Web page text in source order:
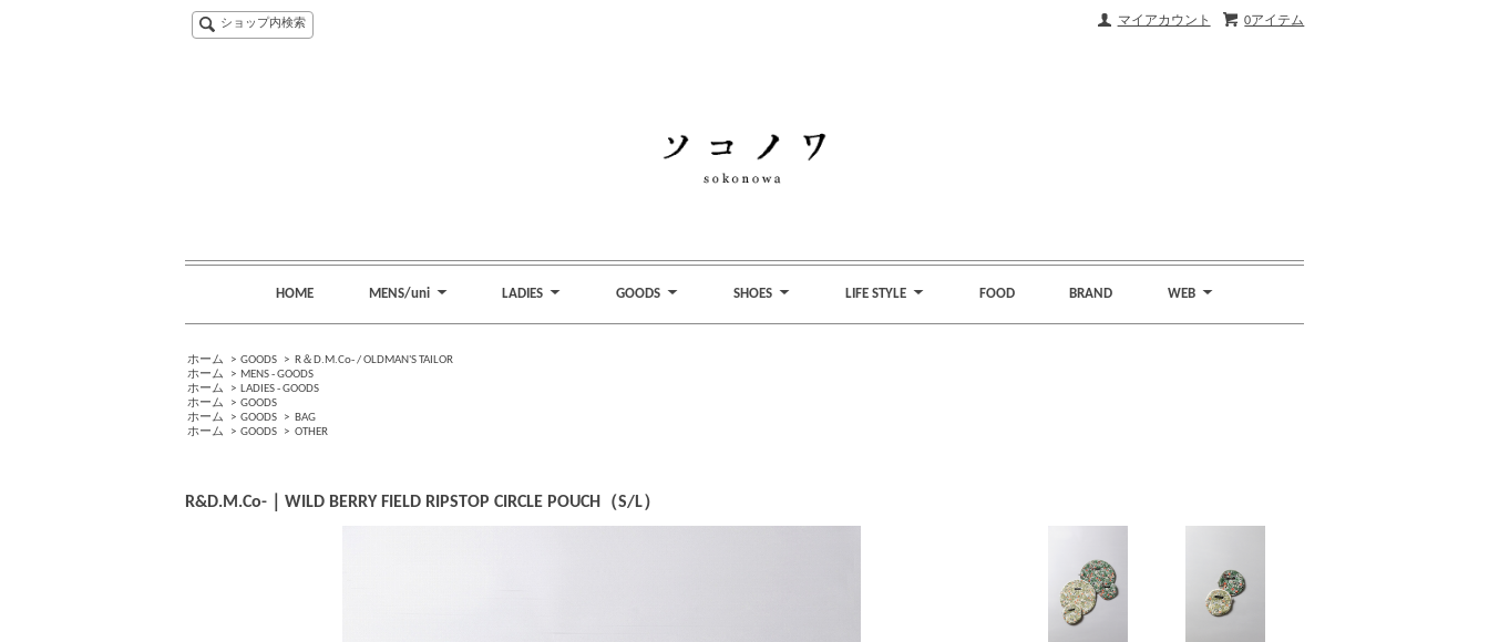
0アイテム
マイアカウント
ショップ内検索
HOME MENS/uni LADIES GOODS SHOES LIFE STYLE FOOD BRAND WEB
ホーム > GOODS > R＆D.M.Co- / OLDMAN'S TAILOR
ホーム
> MENS - GOODS
ホーム
> LADIES - GOODS
ホーム
> GOODS
ホーム
> GOODS > BAG
ホーム
> GOODS > OTHER
R&D.M.Co-｜WILD BERRY FIELD RIPSTOP CIRCLE POUCH（S/L）